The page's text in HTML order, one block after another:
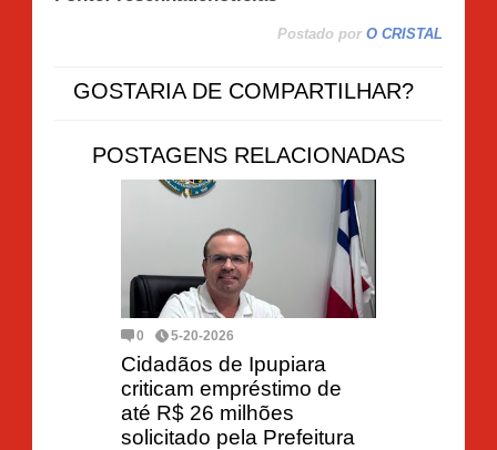
Postado por O CRISTAL
GOSTARIA DE COMPARTILHAR?
POSTAGENS RELACIONADAS
0 5-20-2026
Cidadãos de Ipupiara
criticam empréstimo de
até R$ 26 milhões
solicitado pela Prefeitura